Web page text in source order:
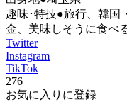
趣味･特技●旅行、韓国
金、美味しそうに食べ
Twitter
Instagram
TikTok
276
お気に入りに登録